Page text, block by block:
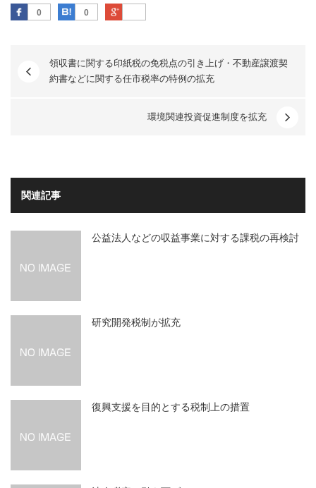
0
Facebook 0
はてなブックマーク
領収書に関する印紙税の免税点の引き上げ・不動産譲渡契
約書などに関する任市税率の特例の拡充
環境関連投資促進制度を拡充
関連記事
公益法人などの収益事業に対する課税の再検討
研究開発税制が拡充
復興支援を目的とする税制上の措置